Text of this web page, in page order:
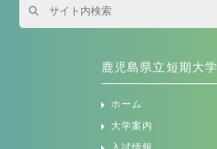
鹿児島県立短期大学
ホーム
大学案内